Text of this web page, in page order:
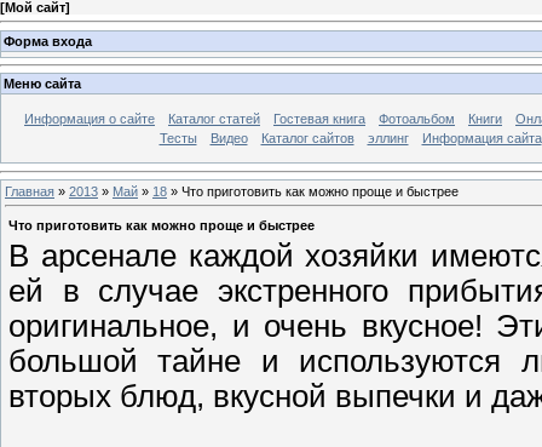
[Мой сайт]
Форма входа
Меню сайта
Информация о сайте Каталог статей Гостевая книга Фотоальбом Книги
Тесты
Видео Каталог сайтов эллинг Информация сайта
Главная » 2013 » Май » 18 » Что приготовить как можно проще и быстрее
Что приготовить как можно проще и быстрее
В арсенале каждой хозяйки
ей в случае экстренного
оригинальное, и очень вкусное!
большой тайне и используются
вторых блюд, вкусной выпечки и